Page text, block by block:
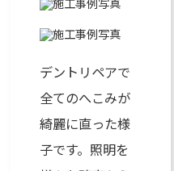
デントリペアで
全てのへこみが
綺麗に直った様
子です。照明を